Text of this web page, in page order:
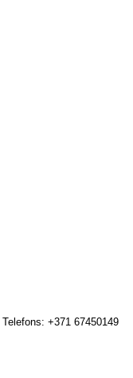
+371 67450149